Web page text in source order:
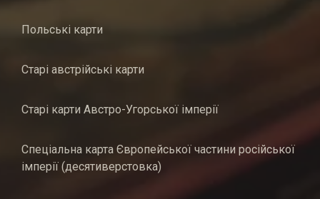
Польські карти
Старі австрійські карти
Старі карти Австро-Угорської імперії
Спеціальна карта Європейської частини російської
імперії (десятиверстовка)